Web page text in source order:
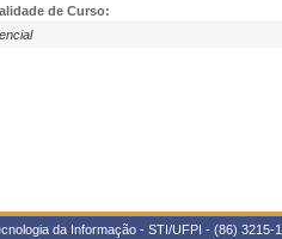
de Curso:
da Informação - STI/UFPI - (86) 3215-